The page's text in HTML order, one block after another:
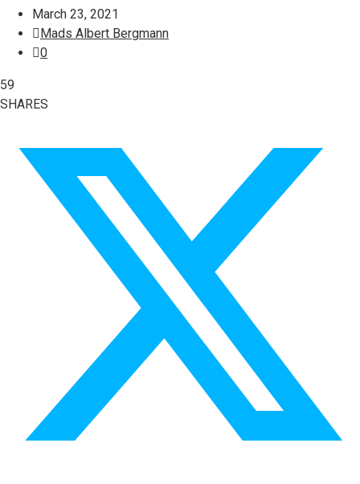
March 23, 2021
Mads Albert Bergmann
0
59
SHARES